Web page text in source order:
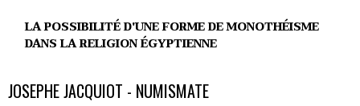
LA POSSIBILITÉ D'UNE FORME DE MONOTHÉISME
DANS LA RELIGION ÉGYPTIENNE
JOSEPHE JACQUIOT - NUMISMATE